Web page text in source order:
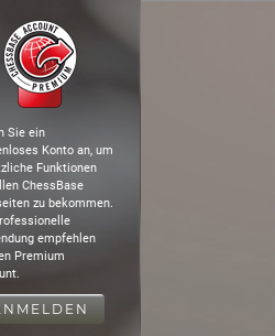
Sie ein
Konto an, um
Funktionen
ChessBase
zu bekommen.
empfehlen
Premium